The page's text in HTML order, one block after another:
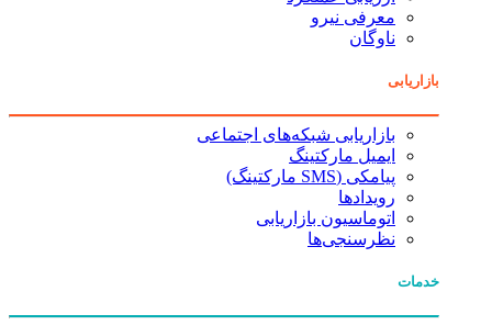
معرفی نیرو
ناوگان
بازاریابی
بازاریابی شبکه‌های اجتماعی
ایمیل مارکتینگ
پیامکی (SMS مارکتینگ)
رویدادها
اتوماسیون بازاریابی
نظرسنجی‌ها
خدمات